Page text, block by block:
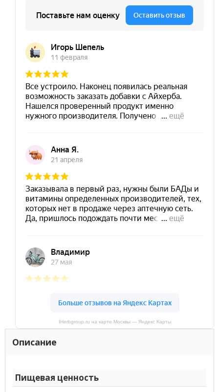
IHerbgroup.ru на карте Москвы — Яндекс Карты
Описание
Пищевая ценность